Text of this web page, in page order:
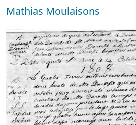
Mathias Moulaisons